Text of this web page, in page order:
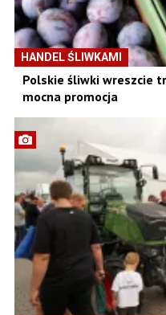
HANDEL ŚLIWKAMI
Polskie śliwki wreszcie
mocna promocja